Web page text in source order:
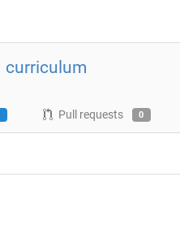
curriculum
Pull requests 0